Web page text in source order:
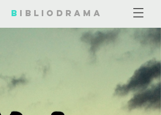
B ibliodrama